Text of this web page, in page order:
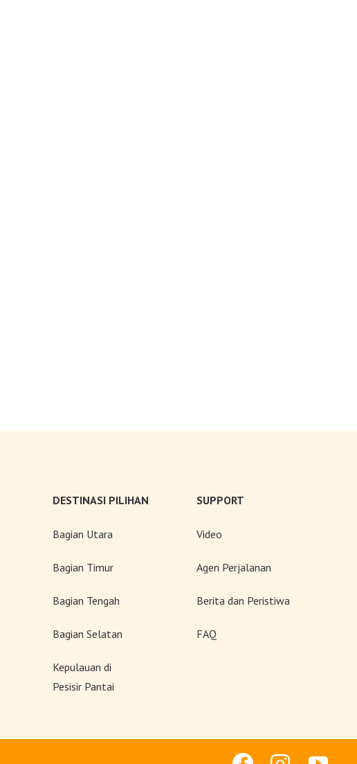
DESTINASI PILIHAN
Bagian Utara
Bagian Timur
Bagian Tengah
Bagian Selatan
Kepulauan di
Pesisir Pantai
SUPPORT
Video
Agen Perjalanan
Berita dan Peristiwa
FAQ